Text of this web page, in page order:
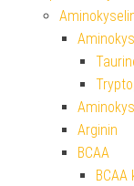
Arginin
BCAA
BCAA